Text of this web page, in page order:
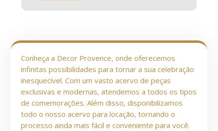
Conheça a Decor Provence, onde oferecemos
infinitas possibilidades para tornar a sua celebração
inesquecível. Com um vasto acervo de peças
exclusivas e modernas, atendemos a todos os tipos
de comemorações. Além disso, disponibilizamos
todo o nosso acervo para locação, tornando o
processo ainda mais fácil e conveniente para você.